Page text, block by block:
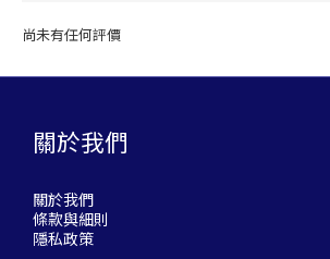
尚未有任何評價
關於我們
關於我們
條款與細則
隱私政策